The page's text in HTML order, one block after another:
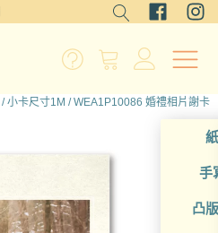
手
凸
/小卡尺寸1M / WEA1P10086 婚禮相片謝卡